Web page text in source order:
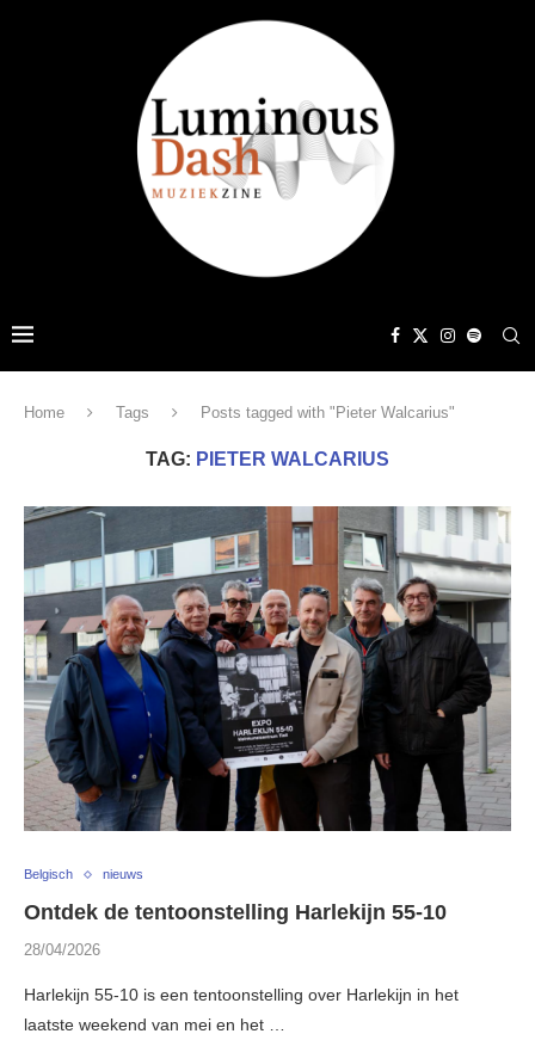
Home Tags Posts tagged with "Pieter Walcarius"
TAG: PIETER WALCARIUS
Belgisch nieuws
Ontdek de tentoonstelling Harlekijn 55-10
28/04/2026
Harlekijn 55-10 is een tentoonstelling over Harlekijn in het
laatste weekend van mei en het …